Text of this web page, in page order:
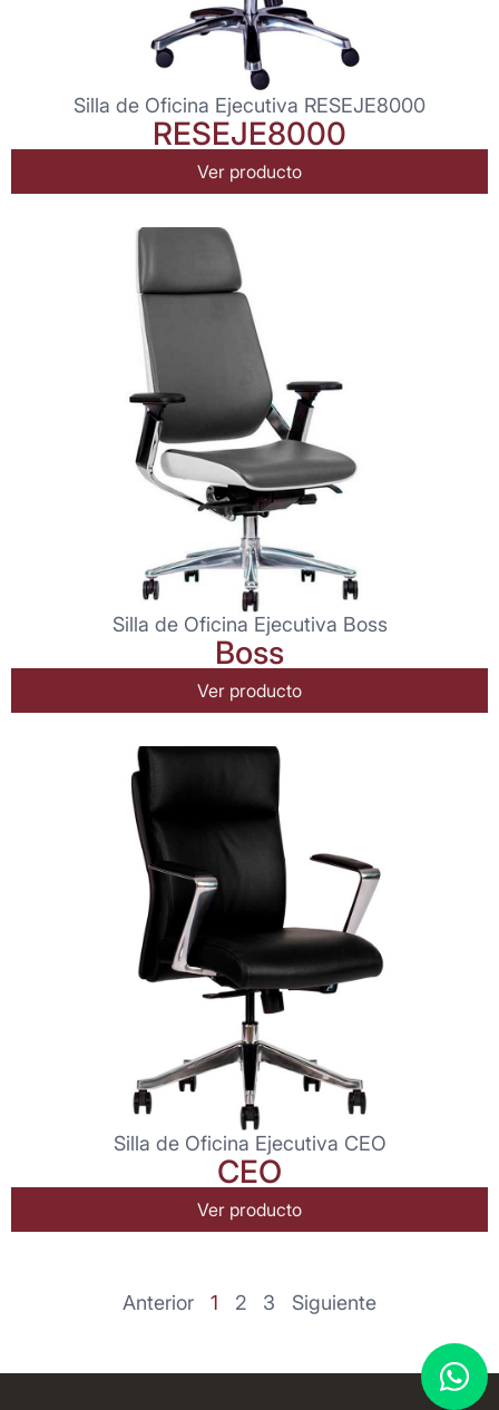
Silla de Oficina Ejecutiva RESEJE8000
RESEJE8000
Ver producto
Silla de Oficina Ejecutiva Boss
Boss
Ver producto
Silla de Oficina Ejecutiva CEO
CEO
Ver producto
Anterior 1 2 3 Siguiente